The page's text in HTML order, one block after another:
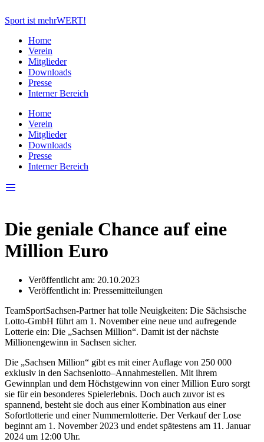
Inhalt
Sport ist mehrWERT!
Home
Verein
Mitglieder
Downloads
Presse
Interner Bereich
Home
Verein
Mitglieder
Downloads
Presse
Interner Bereich
Die geniale Chance auf eine
Million Euro
Veröffentlicht am: 20.10.2023
Veröffentlicht in: Pressemitteilungen
TeamSportSachsen-Partner hat tolle Neuigkeiten: Die Sächsische
Lotto-GmbH führt am 1. November eine neue und aufregende
Lotterie ein: Die „Sachsen Million“. Damit ist der nächste
Millionengewinn in Sachsen sicher.
Die „Sachsen Million“ gibt es mit einer Auflage von 250 000
exklusiv in den Sachsenlotto–Annahmestellen. Mit ihrem
Gewinnplan und dem Höchstgewinn von einer Million Euro sorgt
sie für ein besonderes Spielerlebnis. Doch auch zuvor ist es
spannend, besteht sie doch aus einer Kombination aus einer
Sofortlotterie und einer Nummernlotterie. Der Verkauf der Lose
beginnt am 1. November 2023 und endet spätestens am 11. Januar
2024 um 12:00 Uhr.